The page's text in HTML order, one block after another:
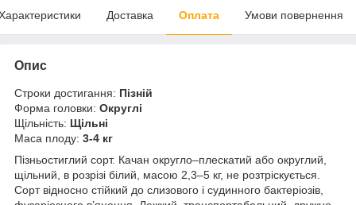
Доставка Оплата Умови повернення
Опис
Строки достигання: Пізній
Форма головки: Округлі
Щільність: Щільні
Маса плоду: 3-4 кг
Пізньостиглий сорт. Качан округло–плескатий або округлий,
щільний, в розрізі білий, масою 2,3–5 кг, не розтріскується.
Сорт відносно стійкий до слизового і судинного бактеріозів,